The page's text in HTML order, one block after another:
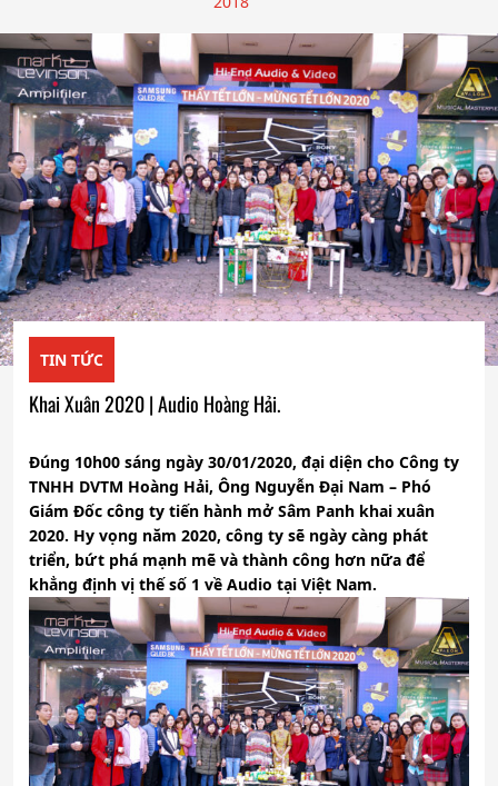
TIN TỨC
Khai Xuân 2020 | Audio Hoàng Hải.
Đúng 10h00 sáng ngày 30/01/2020, đại diện cho Công ty
TNHH DVTM Hoàng Hải, Ông Nguyễn Đại Nam – Phó
Giám Đốc công ty tiến hành mở Sâm Panh khai xuân
2020. Hy vọng năm 2020, công ty sẽ ngày càng phát
triển, bứt phá mạnh mẽ và thành công hơn nữa để
khẳng định vị thế số 1 về Audio tại Việt Nam.